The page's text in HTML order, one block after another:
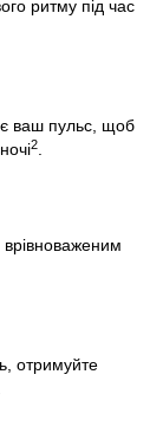
ритму під час
ваш пульс, щоб
2
отримуйте